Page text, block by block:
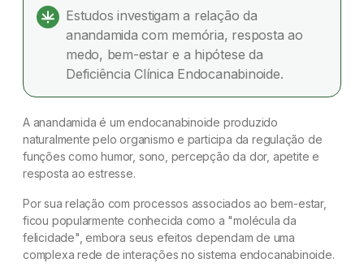
O CBD aumenta a anandamida?
Como o CBD pode aumentar a anandamida?
O THC também influencia a anandamida?
O exercício físico aumenta a anandamida?
Qual é o papel da anandamida na memória e
nas emoções?
Conclusão
Estudos investigam a relação da
anandamida com memória, resposta ao
medo, bem-estar e a hipótese da
Deficiência Clínica Endocanabinoide.
A anandamida é um endocanabinoide produzido
naturalmente pelo organismo e participa da regulação de
funções como humor, sono, percepção da dor, apetite e
resposta ao estresse.
Por sua relação com processos associados ao bem-estar,
ficou popularmente conhecida como a "molécula da
felicidade", embora seus efeitos dependam de uma
complexa rede de interações no sistema endocanabinoide.